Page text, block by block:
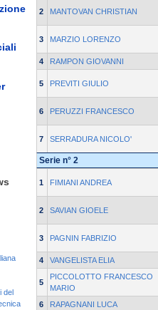
2 MANTOVAN CHRISTIAN
3 MARZIO LORENZO
4 RAMPON GIOVANNI
5 PREVITI GIULIO
6 PERUZZI FRANCESCO
7 SERRADURA NICOLO'
Serie n° 2
1 FIMIANI ANDREA
2 SAVIAN GIOELE
3 PAGNIN FABRIZIO
4 VANGELISTA ELIA
5
PICCOLOTTO FRANCESCO
MARIO
6 RAPAGNANI LUCA